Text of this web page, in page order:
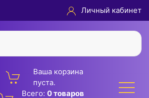
Личный кабинет
Ваша корзина
пуста.
Всего: 0 товаров